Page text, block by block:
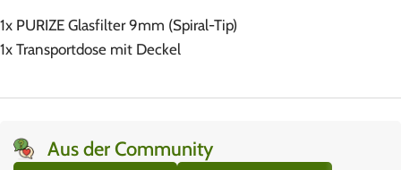
1x PURIZE Glasfilter 9mm (Spiral-Tip)
1x Transportdose mit Deckel
Aus der Community